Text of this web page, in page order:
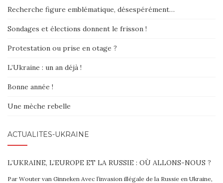
Recherche figure emblématique, désespérément…
Sondages et élections donnent le frisson !
Protestation ou prise en otage ?
L’Ukraine : un an déjà !
Bonne année !
Une mèche rebelle
ACTUALITÉS-UKRAINE
L’UKRAINE, L’EUROPE ET LA RUSSIE : OÙ ALLONS-NOUS ?
Par Wouter van Ginneken Avec l’invasion illégale de la Russie en Ukraine,